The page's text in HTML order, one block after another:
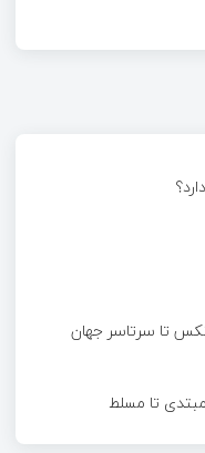
تا سرتاسر جهان
مبتدی تا مسلط